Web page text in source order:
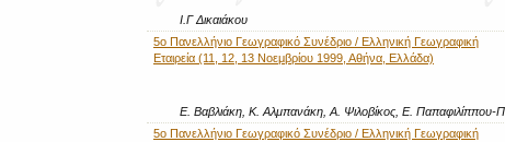
Ι.Γ Δικαιάκου
5o Πανελλήνιο Γεωγραφικό Συνέδριο / Ελληνική Γεωγραφική
Εταιρεία (11, 12, 13 Νοεμβρίου 1999, Αθήνα, Ελλάδα)
Ε. Βαβλιάκη, Κ. Αλμπανάκη, Α. Ψιλοβίκος, Ε. Παπαφιλίππου-
5o Πανελλήνιο Γεωγραφικό Συνέδριο / Ελληνική Γεωγραφική